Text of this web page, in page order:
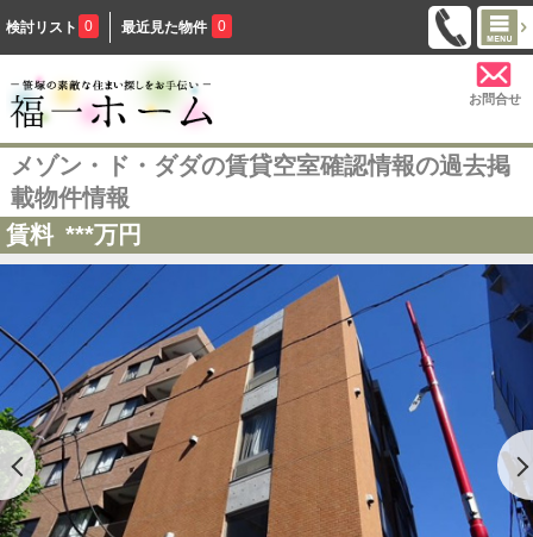
検討リスト 0 最近見た物件 0
お問合せ
メゾン・ド・ダダの賃貸空室確認情報の過去掲
載物件情報
賃料 ***万円